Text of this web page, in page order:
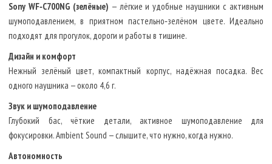
Sony WF‑C700NG (зелёные) — лёгкие и удобные наушники с активным
шумоподавлением, в приятном пастельно‑зелёном цвете. Идеально
подходят для прогулок, дороги и работы в тишине.
Дизайн и комфорт
Нежный зелёный цвет, компактный корпус, надёжная посадка. Вес
одного наушника — около 4,6 г.
Звук и шумоподавление
Глубокий бас, чёткие детали, активное шумоподавление для
фокусировки. Ambient Sound — слышите, что нужно, когда нужно.
Автономность